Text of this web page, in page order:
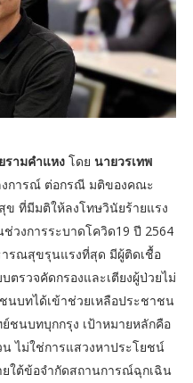
รามคำแหงโดย นายวรเทพ
งการณ์ ต่อกรณี มติของคณะ
ข ที่มีมติให้ลงโทษวินัยร้ายแรง
วงการระบาดโควิด19 ปี 2564
รณสุขรุนแรงที่สุด มีผู้ติดเชื้อ
รวจคัดกรองและเตียงผู้ป่วยไม่
นบทได้เข้าช่วยเหลือประชาชน
ชนบทบุกกรุง เป้าหมายหลักคือ
ไม่ใช่การแสวงหาประโยชน์
ใต้ข้อจำกัดสถานการณ์ฉุกเฉิน